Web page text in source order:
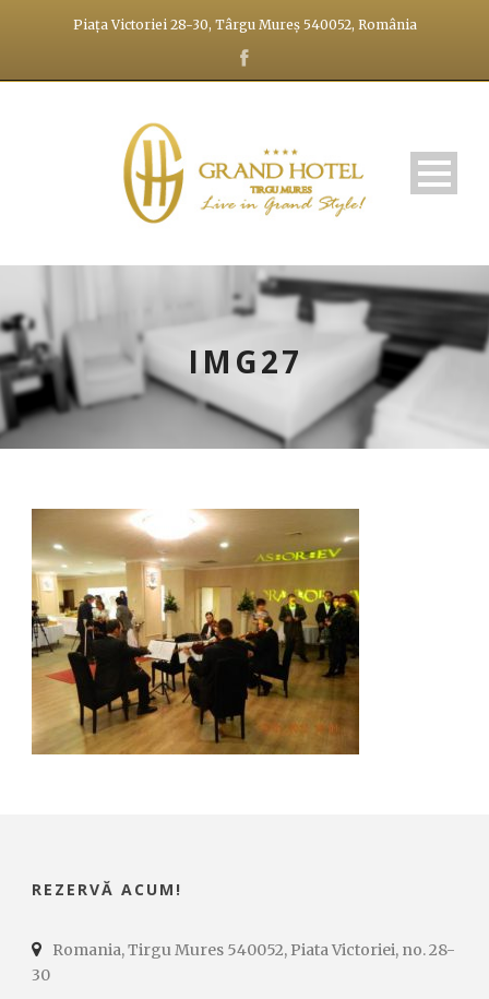
Piața Victoriei 28-30, Târgu Mureș 540052, România
IMG27
REZERVĂ ACUM!
Romania, Tirgu Mures 540052, Piata Victoriei, no. 28-
30